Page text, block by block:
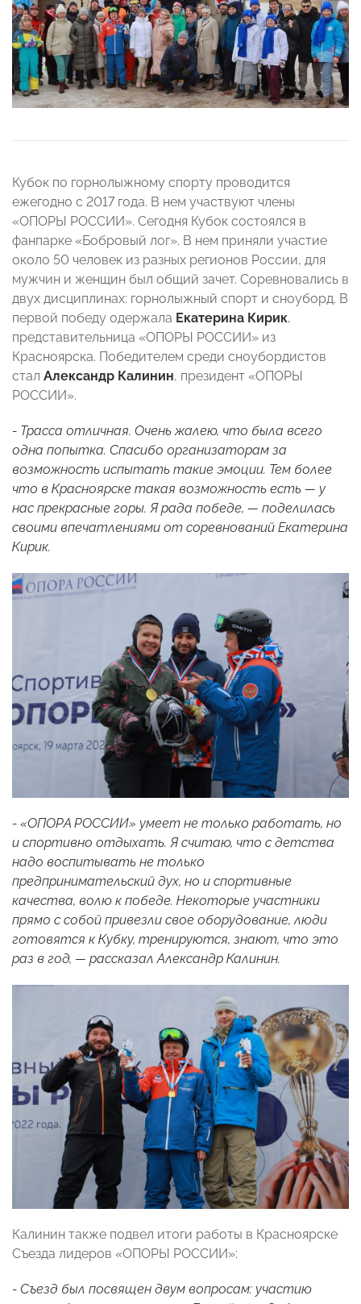
Кубок по горнолыжному спорту проводится
ежегодно с 2017 года. В нем участвуют члены
«ОПОРЫ РОССИИ». Сегодня Кубок состоялся в
фанпарке «Бобровый лог». В нем приняли участие
около 50 человек из разных регионов России, для
мужчин и женщин был общий зачет. Соревновались в
двух дисциплинах: горнолыжный спорт и сноуборд. В
первой победу одержала Екатерина Кирик,
представительница «ОПОРЫ РОССИИ» из
Красноярска. Победителем среди сноубордистов
стал Александр Калинин, президент «ОПОРЫ
РОССИИ».
- Трасса отличная. Очень жалею, что была всего
одна попытка. Спасибо организаторам за
возможность испытать такие эмоции. Тем более
что в Красноярске такая возможность есть — у
нас прекрасные горы. Я рада победе, — поделилась
своими впечатлениями от соревнований Екатерина
Кирик.
- «ОПОРА РОССИИ» умеет не только работать, но
и спортивно отдыхать. Я считаю, что с детства
надо воспитывать не только
предпринимательский дух, но и спортивные
качества, волю к победе. Некоторые участники
прямо с собой привезли свое оборудование, люди
готовятся к Кубку, тренируются, знают, что это
раз в год, — рассказалАлександр Калинин.
Калинин также подвел итоги работы в Красноярске
Съезда лидеров «ОПОРЫ РОССИИ»:
- Съезд был посвящен двум вопросам: участию